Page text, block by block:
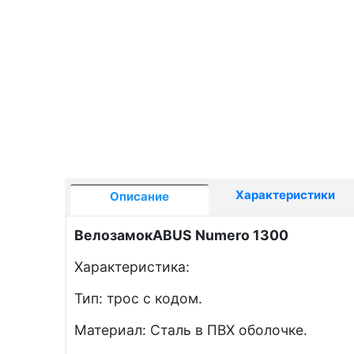
Описание Характеристики
ВелозамокABUS Numero 1300
Характеристика:
Тип: трос с кодом.
Материал: Сталь в ПВХ оболочке.